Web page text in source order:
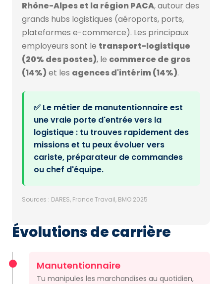
Rhône-Alpes et la région PACA, autour des
grands hubs logistiques (aéroports, ports,
plateformes e-commerce). Les principaux
employeurs sont le transport-logistique
(20% des postes), le commerce de gros
(14%) et les agences d'intérim (14%).
✅ Le métier de manutentionnaire est
une vraie porte d'entrée vers la
logistique : tu trouves rapidement des
missions et tu peux évoluer vers
cariste, préparateur de commandes
ou chef d'équipe.
Sources : DARES, France Travail, BMO 2025
Évolutions de carrière
Manutentionnaire
Tu manipules les marchandises au quotidien,